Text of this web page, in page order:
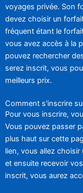
voyages privée. Son
devez choisir un
fréquent étant le
vous avez accès à la
pouvez rechercher
serez inscrit, vous
meilleurs prix.
Comment s'inscrire
Pour vous inscrire,
Vous pouvez passer
plus haut sur cette
lien, vous allez
et ensuite recevoir
inscrit, vous aurez